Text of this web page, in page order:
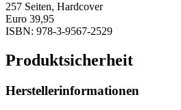
257 Seiten, Hardcover
Euro 39,95
ISBN: 978-3-9567-2529
Produktsicherheit
Herstellerinformationen